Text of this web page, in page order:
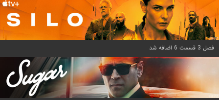
فصل 3 قسمت 6 اضافه شد